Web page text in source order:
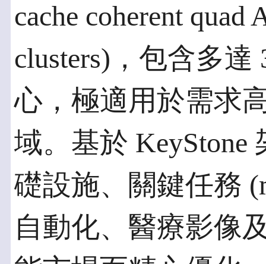
cache coherent
clusters)，包含多達
心，極適用於需求
域。基於 KeyStone
礎設施、關鍵任務
自動化、醫療影像